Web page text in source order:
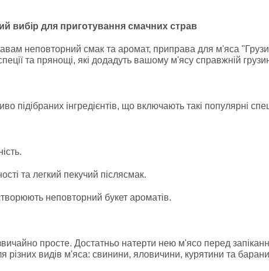
вибір для приготування смачних страв
неповторний смак та аромат, приправа для м'яса
та прянощі, які додадуть вашому м'ясу справжній
інгредієнтів, що включають такі популярні
та легкий пекучий післясмак.
неповторний букет ароматів.
просте. Достатньо натерти нею м'ясо перед
видів м'яса: свинини, яловичини, курятини та